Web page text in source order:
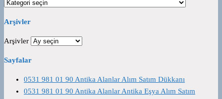
Arşivler
Arşivler
Sayfalar
0531 981 01 90 Antika Alanlar Alım Satım Dükkanı
0531 981 01 90 Antika Alanlar Antika Eşya Alım Satım